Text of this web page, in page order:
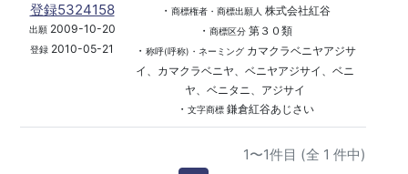
登録5324158
出願2009-10-20
登録 2010-05-21
・ 商標権者・商標出願人 株式会社紅谷
・ 商標区分第３０類
・ 称呼(呼称)・ネーミングカマクラベニヤアジサ
イ、カマクラベニヤ、ベニヤアジサイ、ベニ
ヤ、ベニタニ、アジサイ
・ 文字商標鎌倉紅谷あじさい
1〜1件目 (全 1 件中)